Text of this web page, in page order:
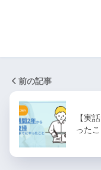
前の記事
【実
ったこ